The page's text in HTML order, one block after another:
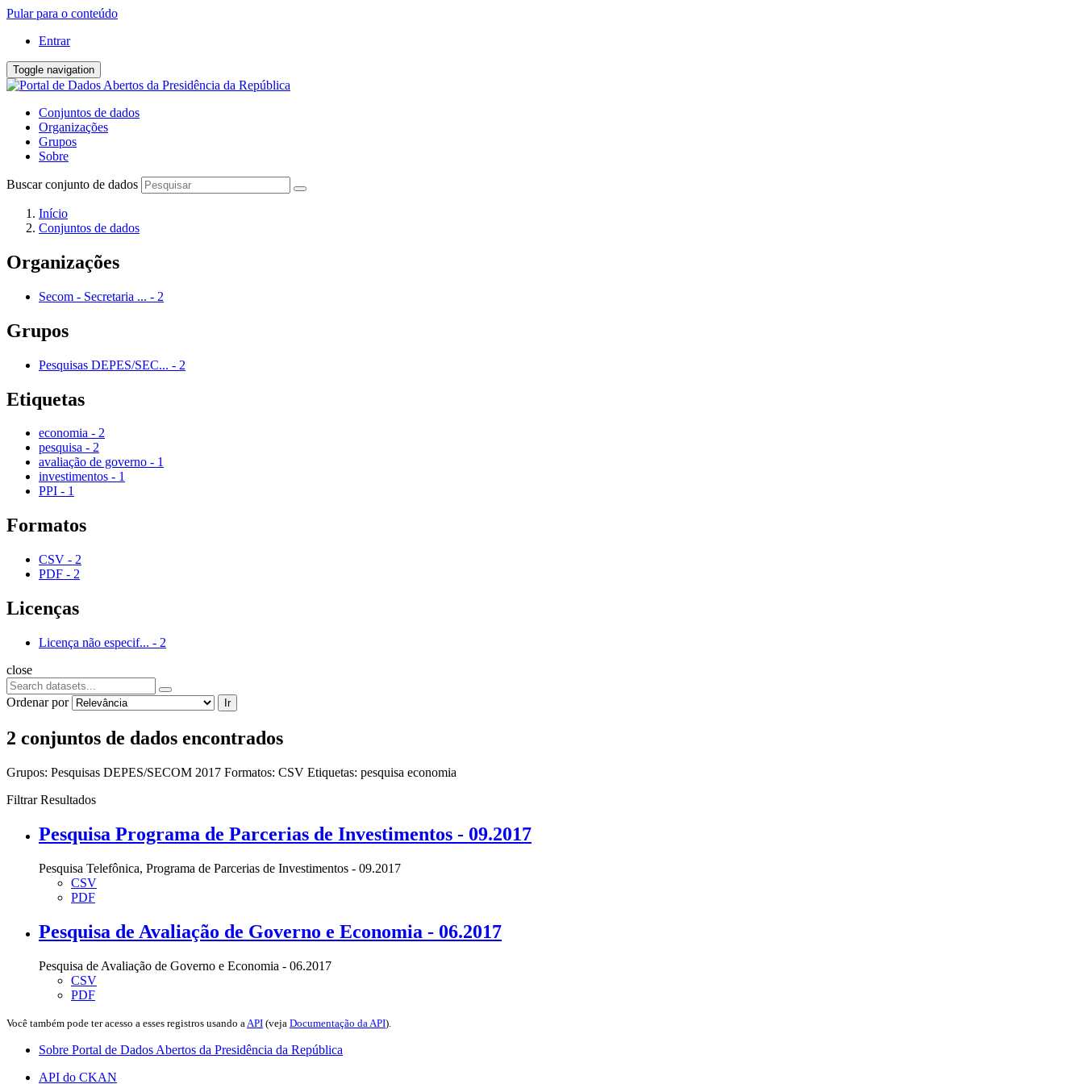
Pular para o conteúdo
Entrar
Toggle navigation
Conjuntos de dados
Organizações
Grupos
Sobre
Buscar conjunto de dados
Início
Conjuntos de dados
Organizações
Secom - Secretaria ... - 2
Grupos
Pesquisas DEPES/SEC... - 2
Etiquetas
economia - 2
pesquisa - 2
avaliação de governo - 1
investimentos - 1
PPI - 1
Formatos
CSV - 2
PDF - 2
Licenças
Licença não especif... - 2
close
Ordenar por Ir
2 conjuntos de dados encontrados
Grupos: Pesquisas DEPES/SECOM 2017 Formatos: CSV Etiquetas: pesquisa economia
Filtrar Resultados
Pesquisa Programa de Parcerias de Investimentos - 09.2017
Pesquisa Telefônica, Programa de Parcerias de Investimentos - 09.2017
CSV
PDF
Pesquisa de Avaliação de Governo e Economia - 06.2017
Pesquisa de Avaliação de Governo e Economia - 06.2017
CSV
PDF
Você também pode ter acesso a esses registros usando a API (veja Documentação da API).
Sobre Portal de Dados Abertos da Presidência da República
API do CKAN